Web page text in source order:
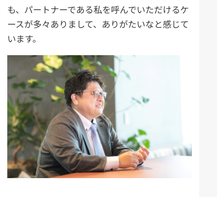
も、パートナーである私を呼んでいただけるケ
ースが多々ありまして、ありがたいなと感じて
います。